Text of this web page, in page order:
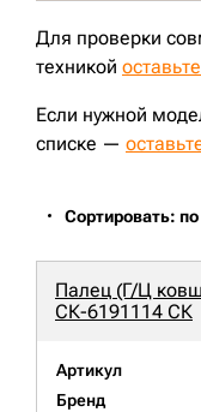
Для проверки
техникой
Если нужной
списке —
Сортировать:
Палец (Г/Ц
СК-6191114 СК
Артикул
Бренд